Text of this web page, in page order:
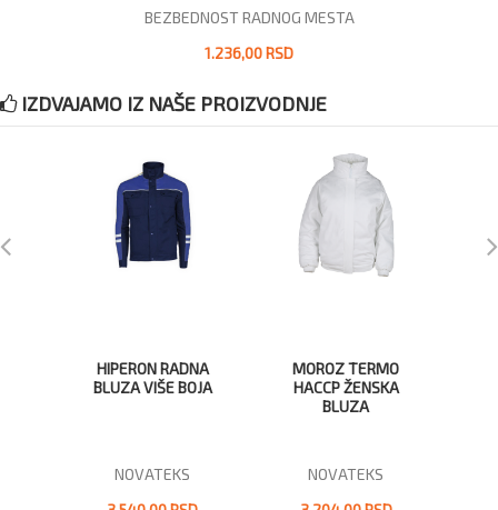
BEZBEDNOST RADNOG MESTA
1.236,00 RSD
IZDVAJAMO IZ NAŠE PROIZVODNJE
HIPERON RADNA
BLUZA VIŠE BOJA
NOVATEKS
MOROZ TERMO
HACCP ŽENSKA
BLUZA
NOVATEKS